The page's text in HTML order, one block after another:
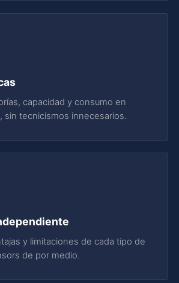
capacidad y consumo en
sin tecnicismos innecesarios.
y limitaciones de cada tipo de
de por medio.